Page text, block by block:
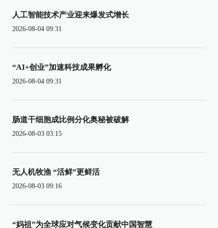
人工智能技术产业迎来爆发式增长
2026-08-04 09:31
“AI+创业”加速科技成果孵化
2026-08-04 09:31
肠道干细胞成比例分化奥秘被破解
2026-08-03 03:15
无人机牧渔 “活鲜”更鲜活
2026-08-03 09:16
“妈祖”为全球应对气候变化贡献中国智慧